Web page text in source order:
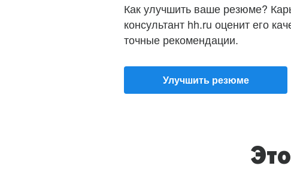
Как улучшить ваше резюме?
консультант hh.ru оценит его
точные рекомендации.
Улучшить резюме